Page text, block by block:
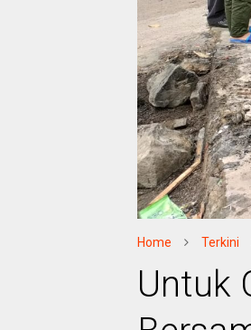
Home Terkini
Untuk